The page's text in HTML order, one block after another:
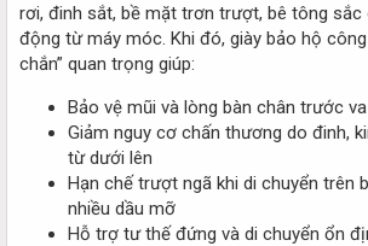
rơi, đinh sắt, bề mặt trơn trượt, bê tông
động từ máy móc. Khi đó, giày bảo hộ
chắn” quan trọng giúp:
Bảo vệ mũi và lòng bàn chân trước
Giảm nguy cơ chấn thương do đinh,
từ dưới lên
Hạn chế trượt ngã khi di chuyển trên
nhiều dầu mỡ
Hỗ trợ tư thế đứng và di chuyển ổn